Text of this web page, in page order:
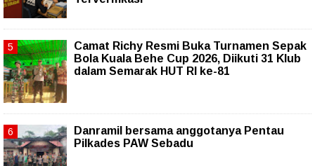
Camat Richy Resmi Buka Turnamen Sepak
Bola Kuala Behe Cup 2026, Diikuti 31 Klub
dalam Semarak HUT RI ke-81
Danramil bersama anggotanya Pentau
Pilkades PAW Sebadu